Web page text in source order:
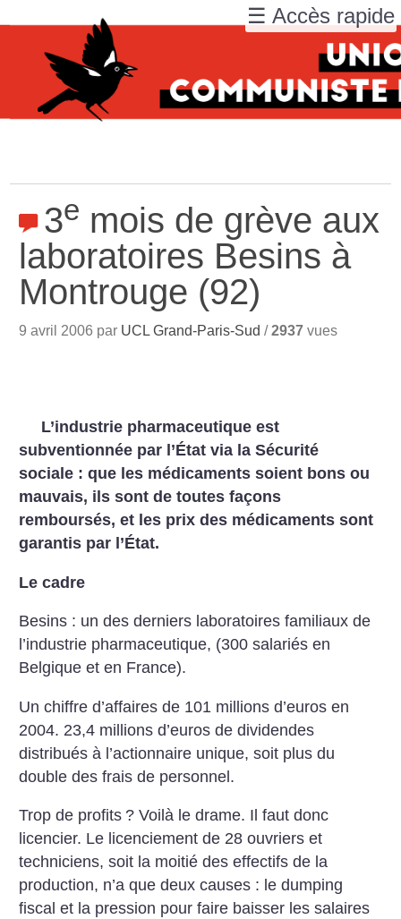
3e mois de grève aux
laboratoires Besins à
Montrouge (92)
9 avril 2006 par UCL Grand-Paris-Sud /2937 vues
L’industrie pharmaceutique est
subventionnée par l’État via la Sécurité
sociale : que les médicaments soient bons ou
mauvais, ils sont de toutes façons
remboursés, et les prix des médicaments sont
garantis par l’État.
Le cadre
Besins : un des derniers laboratoires familiaux de
l’industrie pharmaceutique, (300 salariés en
Belgique et en France).
Un chiffre d’affaires de 101 millions d’euros en
2004. 23,4 millions d’euros de dividendes
distribués à l’actionnaire unique, soit plus du
double des frais de personnel.
Trop de profits ? Voilà le drame. Il faut donc
licencier. Le licenciement de 28 ouvriers et
techniciens, soit la moitié des effectifs de la
production, n’a que deux causes : le dumping
fiscal et la pression pour faire baisser les salaires
☰ Accès rapide